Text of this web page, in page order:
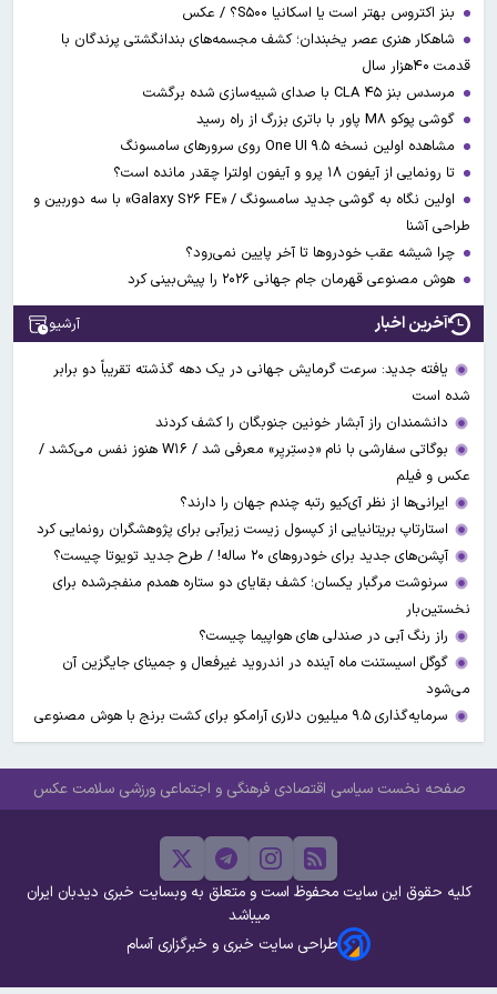
بنز اکتروس بهتر است یا اسکانیا S۵۰۰؟ / عکس
شاهکار هنری عصر یخبندان؛ کشف مجسمه‌های بندانگشتی‌ پرندگان با
قدمت ۴۰هزار سال
مرسدس بنز CLA ۴۵ با صدای شبیه‌سازی شده برگشت
گوشی پوکو M۸ پاور با باتری بزرگ از راه رسید
مشاهده اولین نسخه One UI ۹.۵ روی سرورهای سامسونگ
تا رونمایی از آیفون ۱۸ پرو و آیفون اولترا چقدر مانده است؟
اولین نگاه به گوشی جدید سامسونگ / «Galaxy S۲۶ FE» با سه دوربین و
طراحی آشنا
چرا شیشه عقب خودروها تا آخر پایین نمی‌رود؟
هوش مصنوعی قهرمان جام جهانی ۲۰۲۶ را پیش‌بینی کرد
آخرین اخبار آرشیو
یافته جدید: سرعت گرمایش جهانی در یک دهه گذشته تقریباً دو برابر
شده است
دانشمندان راز آبشار خونین جنوبگان را کشف کردند
بوگاتی سفارشی با نام «دِستِریِر» معرفی شد / W۱۶ هنوز نفس می‌کشد /
عکس و فیلم
ایرانی‌ها از نظر آی‌کیو رتبه چندم جهان را دارند؟
استارتاپ بریتانیایی از کپسول زیست زیرآبی برای پژوهشگران رونمایی کرد
آپشن‌های جدید برای خودروهای ۲۰ ساله! / طرح جدید تویوتا چیست؟
سرنوشت مرگبار یکسان؛ کشف بقایای دو ستاره همدم منفجرشده برای
نخستین‌بار
راز رنگ آبی در صندلی های هواپیما چیست؟
گوگل اسیستنت ماه آینده در اندروید غیرفعال و جمینای جایگزین آن
می‌شود
سرمایه‌گذاری ۹.۵ میلیون دلاری آرامکو برای کشت برنج با هوش مصنوعی
صفحه نخست سیاسی اقتصادی فرهنگی و اجتماعی ورزشی سلامت عکس
کلیه حقوق این سایت محفوظ است و متعلق به وبسایت خبری دیدبان ایران
میباشد
طراحی سایت خبری و خبرگزاری آسام